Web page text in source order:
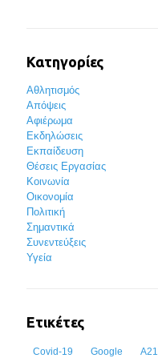
Κατηγορίες
Αθλητισμός
Απόψεις
Αφιέρωμα
Εκδηλώσεις
Εκπαίδευση
Θέσεις Εργασίας
Κοινωνία
Οικονομία
Πολιτική
Σημαντικά
Συνεντεύξεις
Υγεία
Ετικέτες
Covid-19 Google Α21